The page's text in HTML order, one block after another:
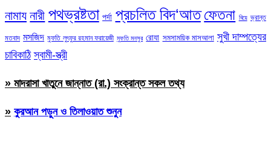
নামায নারী পথভ্রষ্টতা পর্দা প্রচলিত বিদ‘আত ফেতনা বিয়ে ভ্রান্ত
মতবাদ মসজিদ মুফতি লুৎফুর রহমান ফরায়েজী মুফতি মনসুর রোযা সমসাময়িক মাসআলা সুখী দাম্পত্যের
চাবিকাঠি স্বামী-স্ত্রী
» মাদরাসা খাতুনে জান্নাত (রা.) সংক্রান্ত সকল তথ্য
» কুরআন পড়ুন ও তিলাওয়াত শুনুন